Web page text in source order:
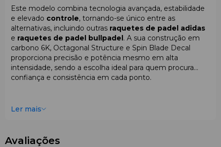
Este modelo combina tecnologia avançada, estabilidade
e elevado controle, tornando-se único entre as
alternativas, incluindo outras raquetes de padel adidas
e raquetes de padel bullpadel. A sua construção em
carbono 6K, Octagonal Structure e Spin Blade Decal
proporciona precisão e potência mesmo em alta
intensidade, sendo a escolha ideal para quem procura
confiança e consistência em cada ponto.
Ler mais
Avaliações